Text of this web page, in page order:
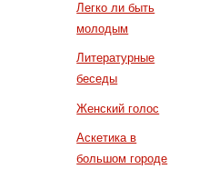
Легко ли быть
молодым
Литературные
беседы
Женский голос
Аскетика в
большом городе